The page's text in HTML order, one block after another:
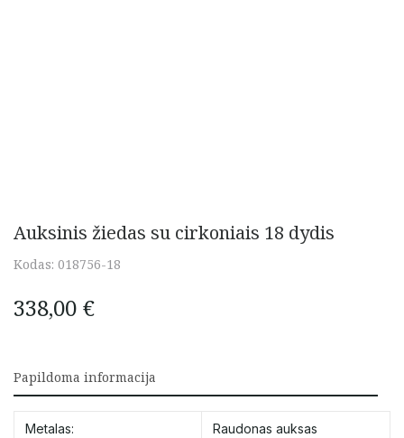
Auksinis žiedas su cirkoniais 18 dydis
Kodas: 018756-18
338,00 €
Papildoma informacija
Metalas: Raudonas auksas